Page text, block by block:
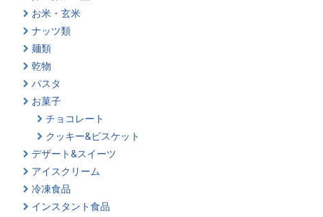
お米・玄米
ナッツ類
麺類
乾物
パスタ
お菓子
チョコレート
クッキー&ビスケット
デザート&スイーツ
アイスクリーム
冷凍食品
インスタント食品